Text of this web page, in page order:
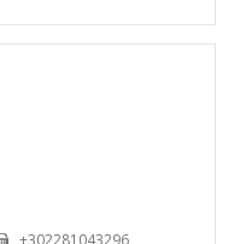
+302281043296